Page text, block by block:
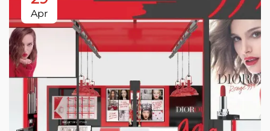
Apr